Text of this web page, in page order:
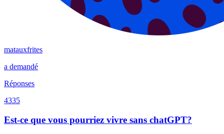
matauxfrites
a demandé
Réponses
4335
Est-ce que vous pourriez vivre sans chatGPT?